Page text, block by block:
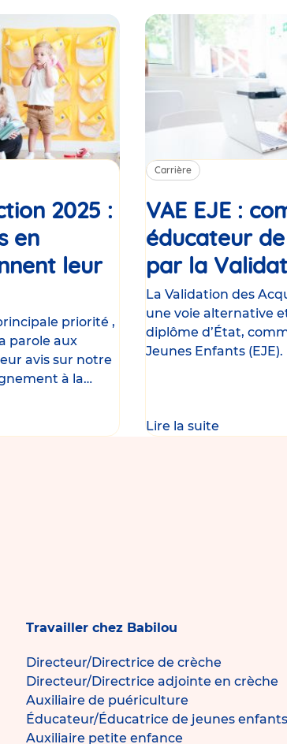
2025 :
en
leur
priorité ,
parole aux
avis sur notre
à la
Carrière
VAE EJE :
éducateur
par la
La Validation des
une voie alternative
diplôme d’État,
Jeunes Enfants
Lire la suite
Travailler chez Babilou
Directeur/Directrice de crèche
Directeur/Directrice adjointe en crèche
Auxiliaire de puériculture
Éducateur/Éducatrice de jeunes enfants
Auxiliaire petite enfance